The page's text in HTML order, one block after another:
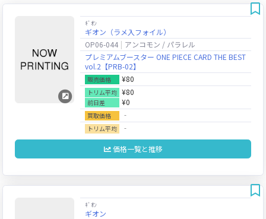
ｷﾞｵﾝ
ギオン（ラメ入フォイル）
OP06-044
アンコモン / パラレル
プレミアムブースター ONE PIECE CARD THE BEST
vol.2【PRB-02】
販売価格 ¥80
トリム平均 ¥80
前日差 ¥0
買取価格 ‐
トリム平均 ‐
価格一覧と推移
ｷﾞｵﾝ
ギオン